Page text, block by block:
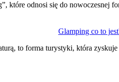
które odnosi się do nowoczesnej
Glamping co to
to forma turystyki, która